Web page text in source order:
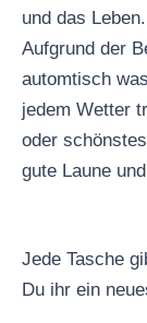
und das Leben.
Aufgrund der
automtisch
jedem Wetter
oder
gute Laune
Jede Tasche
Du ihr ein